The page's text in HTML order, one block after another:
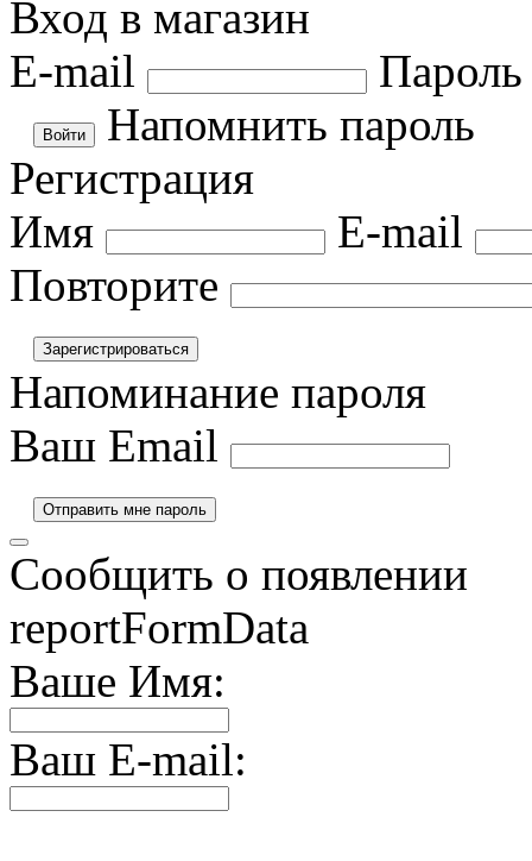
Вход в магазин
E-mail
Пароль
Напомнить пароль
Регистрация
Имя
E-mail
Повторите
Напоминание пароля
Ваш Email
Сообщить о появлении
reportFormData
Ваше Имя:
Ваш E-mail: